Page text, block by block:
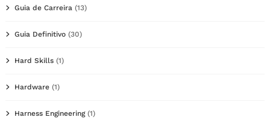
Guia de Carreira (13)
Guia Definitivo (30)
Hard Skills (1)
Hardware (1)
Harness Engineering(1)